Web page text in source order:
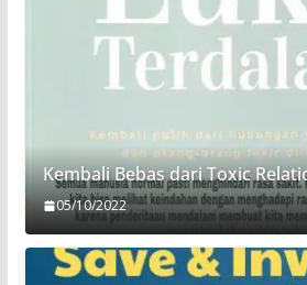
Kembali Bebas dari Toxic
05/10/2022